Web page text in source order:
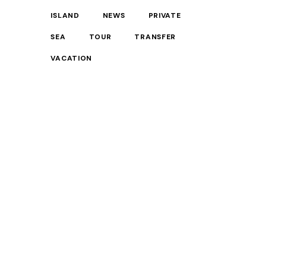
ISLAND NEWS PRIVATE
SEA TOUR TRANSFER
VACATION